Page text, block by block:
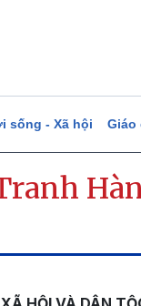
sống - Xã hội Giáo